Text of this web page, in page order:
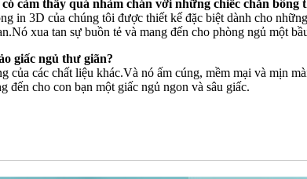
cảm thấy quá nhàm chán với những chiếc chăn bông
in 3D của chúng tôi được thiết kế đặc biệt dành cho
xua tan sự buồn tẻ và mang đến cho phòng ngủ một
giấc ngủ thư giãn?
các chất liệu khác.Và nó ấm cúng, mềm mại và mịn
đến cho con bạn một giấc ngủ ngon và sâu giấc.